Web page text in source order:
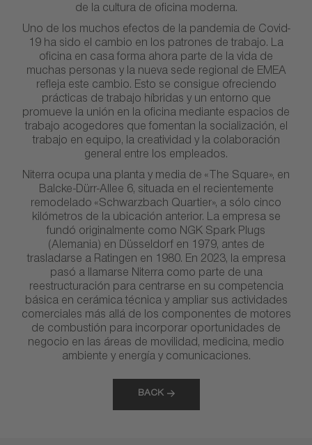
de la cultura de oficina moderna.
Uno de los muchos efectos de la pandemia de Covid-
19 ha sido el cambio en los patrones de trabajo. La
oficina en casa forma ahora parte de la vida de
muchas personas y la nueva sede regional de EMEA
refleja este cambio. Esto se consigue ofreciendo
prácticas de trabajo híbridas y un entorno que
promueve la unión en la oficina mediante espacios de
trabajo acogedores que fomentan la socialización, el
trabajo en equipo, la creatividad y la colaboración
general entre los empleados.
Niterra ocupa una planta y media de «The Square», en
Balcke-Dürr-Allee 6, situada en el recientemente
remodelado «Schwarzbach Quartier», a sólo cinco
kilómetros de la ubicación anterior. La empresa se
fundó originalmente como NGK Spark Plugs
(Alemania) en Düsseldorf en 1979, antes de
trasladarse a Ratingen en 1980. En 2023, la empresa
pasó a llamarse Niterra como parte de una
reestructuración para centrarse en su competencia
básica en cerámica técnica y ampliar sus actividades
comerciales más allá de los componentes de motores
de combustión para incorporar oportunidades de
negocio en las áreas de movilidad, medicina, medio
ambiente y energía y comunicaciones.
BACK